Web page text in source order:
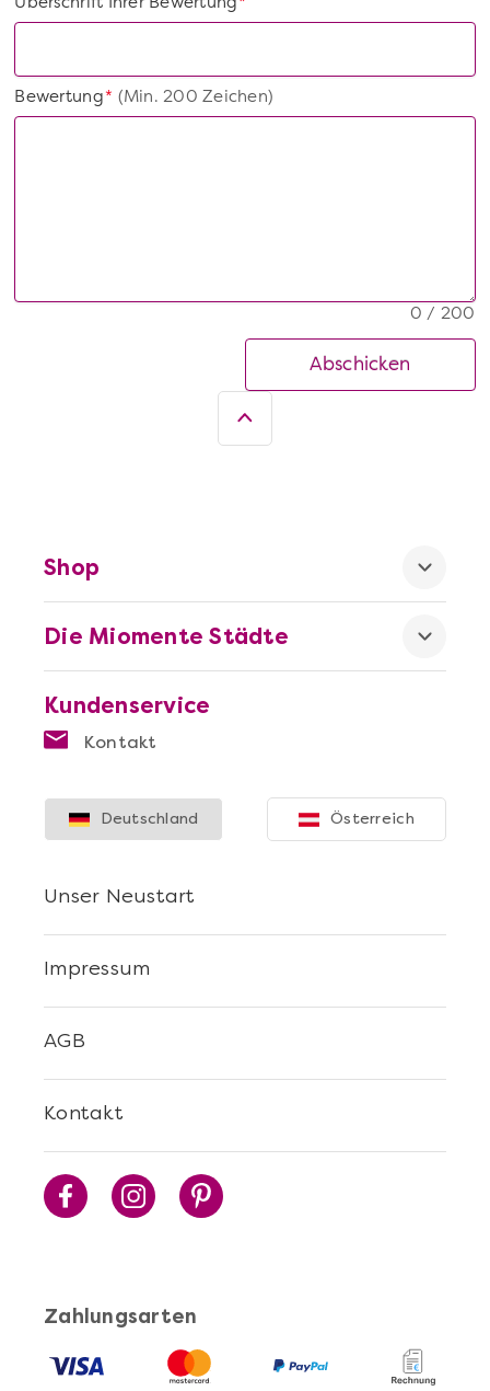
*
Überschrift Ihrer Bewertung
*
Bewertung(Min. 200 Zeichen)
0 / 200
Abschicken
Kundenservice
Kontakt
Die Miomente Städte
Shop
Zahlungsarten
Kontakt
AGB
Impressum
Unser Neustart
Deutschland Österreich